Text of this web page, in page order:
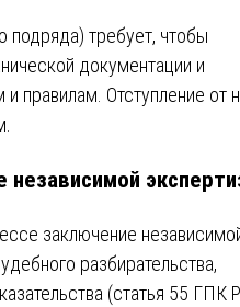
подряда) требует, чтобы
документации и
правилам. Отступление от
независимой
заключение
разбирательства,
(статья 55 ГПК